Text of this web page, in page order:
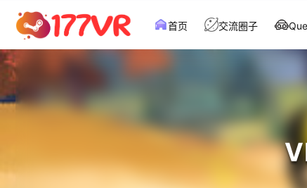
首页 交流圈子